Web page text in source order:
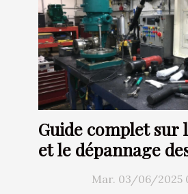
Guide complet
et le dépannage
Mar. 03/06/2025